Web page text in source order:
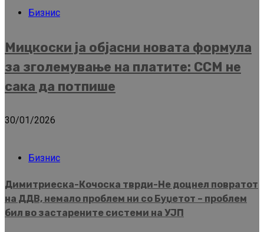
Бизнис
Мицкоски ја објасни новата формула
за зголемување на платите: ССМ не
сака да потпише
30/01/2026
Бизнис
Димитриеска-Кочоска тврди-Не доцнел повратот
на ДДВ, немало проблем ни со Буџетот – проблем
бил во застарените системи на УЈП